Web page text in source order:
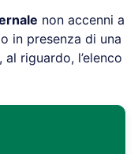
non accenni a
in presenza di una
riguardo, l’elenco